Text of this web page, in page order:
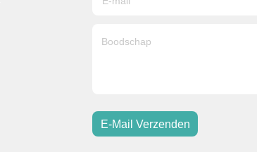
E-Mail Verzenden